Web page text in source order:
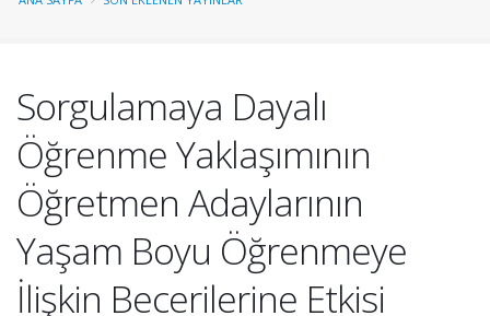
Sorgulamaya Dayalı
Öğrenme Yaklaşımının
Öğretmen Adaylarının
Yaşam Boyu Öğrenmeye
İlişkin Becerilerine Etkisi